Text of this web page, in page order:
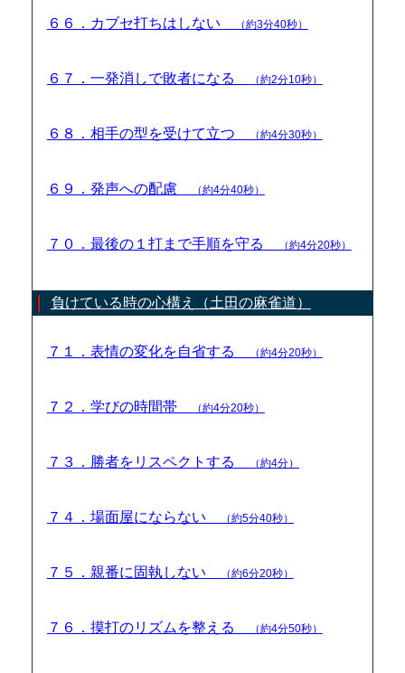
６６．カブセ打ちはしない （約3分40秒）
６７．一発消しで敗者になる （約2分10秒）
６８．相手の型を受けて立つ （約4分30秒）
６９．発声への配慮 （約4分40秒）
７０．最後の１打まで手順を守る （約4分20秒）
負けている時の心構え（土田の麻雀道）
７１．表情の変化を自省する （約4分20秒）
７２．学びの時間帯 （約4分20秒）
７３．勝者をリスペクトする （約4分）
７４．場面屋にならない （約5分40秒）
７５．親番に固執しない （約6分20秒）
７６．摸打のリズムを整える （約4分50秒）